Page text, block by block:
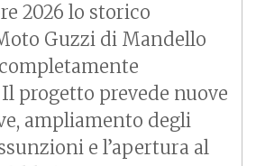
2026 lo storico
Guzzi di Mandello
progetto prevede nuove
ampliamento degli
e l’apertura al